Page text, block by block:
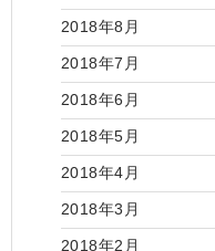
2018年8月
2018年7月
2018年6月
2018年5月
2018年4月
2018年3月
2018年2月